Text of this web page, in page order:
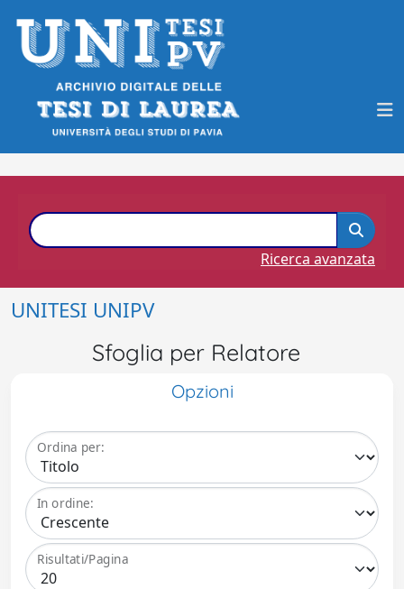
Ricerca avanzata
UNITESI UNIPV
Sfoglia per Relatore
Opzioni
Ordina per:
In ordine:
Risultati/Pagina